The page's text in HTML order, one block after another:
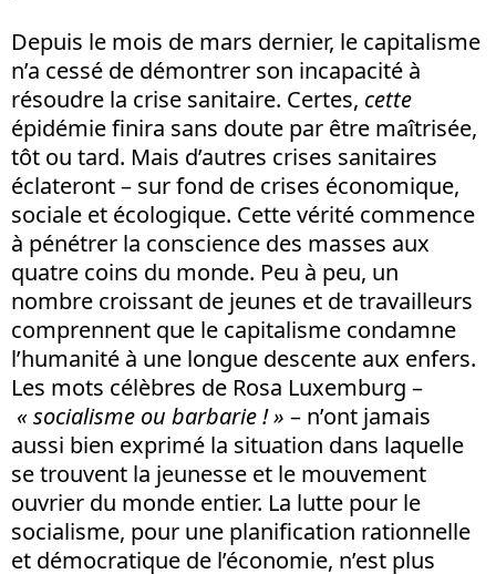
Depuis le mois de mars dernier, le capitalisme
n’a cessé de démontrer son incapacité à
résoudre la crise sanitaire. Certes, cette
épidémie finira sans doute par être maîtrisée,
tôt ou tard. Mais d’autres crises sanitaires
éclateront – sur fond de crises économique,
sociale et écologique. Cette vérité commence
à pénétrer la conscience des masses aux
quatre coins du monde. Peu à peu, un
nombre croissant de jeunes et de travailleurs
comprennent que le capitalisme condamne
l’humanité à une longue descente aux enfers.
Les mots célèbres de Rosa Luxemburg –
« socialisme ou barbarie ! » – n’ont jamais
aussi bien exprimé la situation dans laquelle
se trouvent la jeunesse et le mouvement
ouvrier du monde entier. La lutte pour le
socialisme, pour une planification rationnelle
et démocratique de l’économie, n’est plus